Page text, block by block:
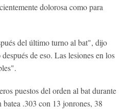
dolorosa como para
del último turno al bat", dijo
de eso. Las lesiones en los
puestos del orden al bat durante
.303 con 13 jonrones, 38